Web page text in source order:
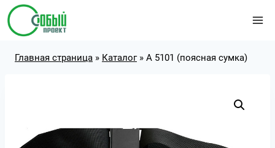
Перейти
содержимому
Главная страница » Каталог» А 5101 (поясная сумка)